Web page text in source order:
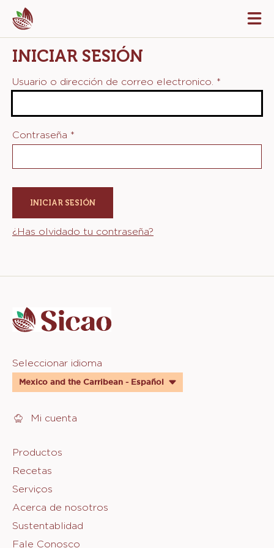
Skip
to
main
content
INICIAR SESIÓN
Usuario o dirección de correo electronico. *
Contraseña *
¿Has olvidado tu contraseña?
info
Website
quick
links
Seleccionar idioma
Mexico and the Carribean - Español
Mi cuenta
Footer
Sicao
Productos
Recetas
Serviços
Acerca de nosotros
Sustentablidad
Fale Conosco